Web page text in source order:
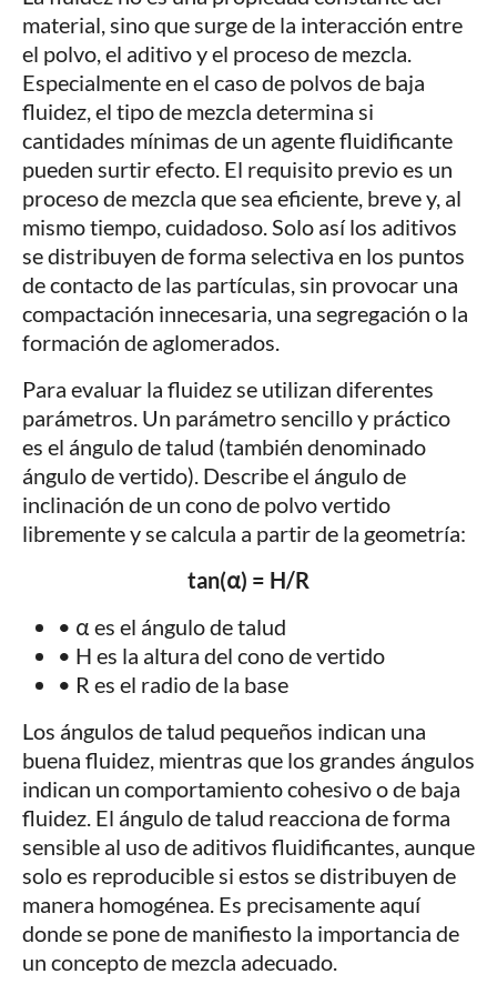
material, sino que surge de la interacción entre
el polvo, el aditivo y el proceso de mezcla.
Especialmente en el caso de polvos de baja
fluidez, el tipo de mezcla determina si
cantidades mínimas de un agente fluidificante
pueden surtir efecto. El requisito previo es un
proceso de mezcla que sea eficiente, breve y, al
mismo tiempo, cuidadoso. Solo así los aditivos
se distribuyen de forma selectiva en los puntos
de contacto de las partículas, sin provocar una
compactación innecesaria, una segregación o la
formación de aglomerados.
Para evaluar la fluidez se utilizan diferentes
parámetros. Un parámetro sencillo y práctico
es el ángulo de talud (también denominado
ángulo de vertido). Describe el ángulo de
inclinación de un cono de polvo vertido
libremente y se calcula a partir de la geometría:
tan(α) = H/R​
• α es el ángulo de talud
• H es la altura del cono de vertido
• R es el radio de la base
Los ángulos de talud pequeños indican una
buena fluidez, mientras que los grandes ángulos
indican un comportamiento cohesivo o de baja
fluidez. El ángulo de talud reacciona de forma
sensible al uso de aditivos fluidificantes, aunque
solo es reproducible si estos se distribuyen de
manera homogénea. Es precisamente aquí
donde se pone de manifiesto la importancia de
un concepto de mezcla adecuado.